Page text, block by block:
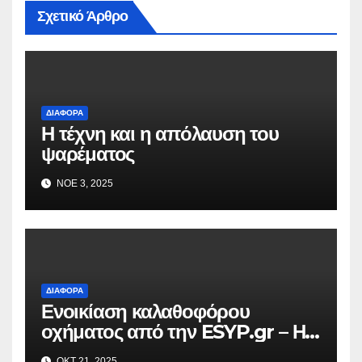
Σχετικό Άρθρο
ΔΙΆΦΟΡΑ
Η τέχνη και η απόλαυση του
ψαρέματος
ΝΟΈ 3, 2025
ΔΙΆΦΟΡΑ
Ενοικίαση καλαθοφόρου
οχήματος από την ESYP.gr – Η
αξιόπιστη λύση για κάθε εργασία